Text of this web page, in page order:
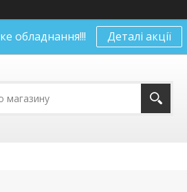
обладнання!!! Деталі акції